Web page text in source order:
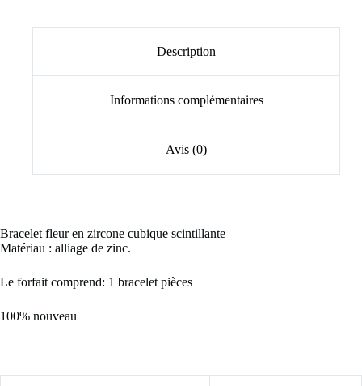
Description
Informations complémentaires
Avis (0)
Bracelet fleur en zircone cubique scintillante
Matériau : alliage de zinc.
Le forfait comprend: 1 bracelet pièces
100% nouveau